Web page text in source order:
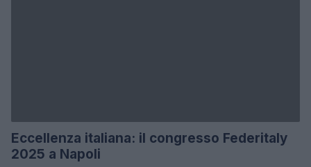
Eccellenza italiana: il congresso Federitaly
2025 a Napoli